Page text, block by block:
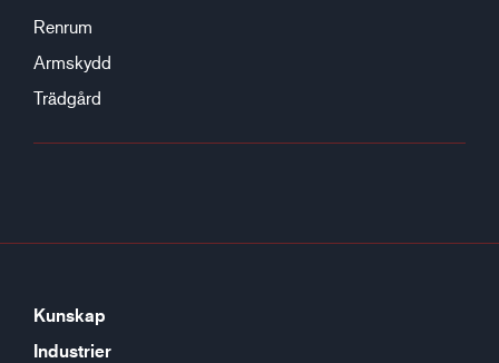
Renrum
Armskydd
Trädgård
Kunskap
Industrier